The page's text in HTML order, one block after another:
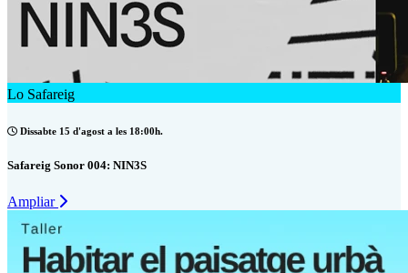
Lo Safareig
Dissabte 15 d'agost a les 18:00h.
Safareig Sonor 004: NIN3S
Ampliar